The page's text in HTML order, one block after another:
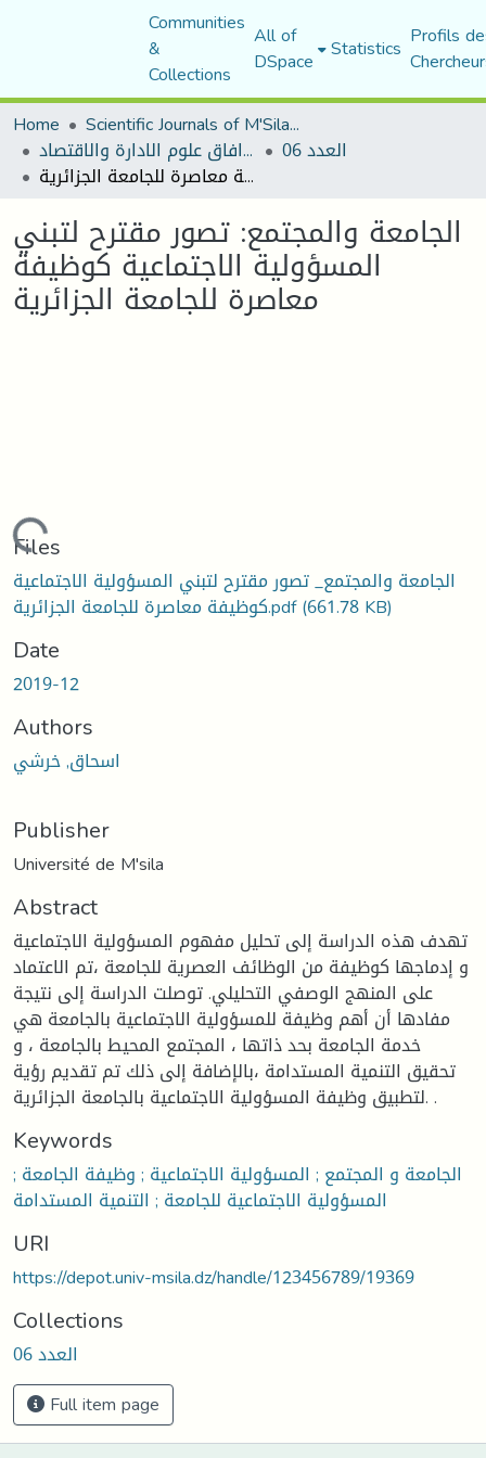
Communities
&
Collections
All of
DSpace Statistics Profils
Home
Scientific Journals of M'Sila University
مجلة افاق علوم الادارة والاقتصاد العدد 06
الجامعة والمجتمع: تصور مقترح لتبني المسؤولية الاجتماعية كوظيفة معاصرة للجامعة الجزائرية
الجامعة والمجتمع: تصور مقترح لتبني
المسؤولية الاجتماعية كوظيفة
معاصرة للجامعة الجزائرية
Loading...
Files
الجامعة والمجتمع_ تصور مقترح لتبني المسؤولية الاجتماعية
كوظيفة معاصرة للجامعة الجزائرية.pdf(661.78 KB)
Date
2019-12
Authors
اسحاق, خرشي
Publisher
Université de M'sila
Abstract
تهدف هذه الدراسة إلى تحليل مفهوم المسؤولية الاجتماعية
و إدماجها كوظيفة من الوظائف العصرية للجامعة ،تم الاعتماد
على المنهج الوصفي التحليلي. توصلت الدراسة إلى نتيجة
مفادها أن أهم وظيفة للمسؤولية الاجتماعية بالجامعة هي
خدمة الجامعة بحد ذاتها ، المجتمع المحيط بالجامعة ، و
تحقيق التنمية المستدامة ،بالإضافة إلى ذلك تم تقديم رؤية
لتطبيق وظيفة المسؤولية الاجتماعية بالجامعة الجزائرية. .
Keywords
الجامعة و المجتمع ; المسؤولية الاجتماعية ; وظيفة الجامعة ;
المسؤولية الاجتماعية للجامعة ; التنمية المستدامة
URI
https://depot.univ-msila.dz/handle/123456789/19369
Collections
العدد 06
Full item page